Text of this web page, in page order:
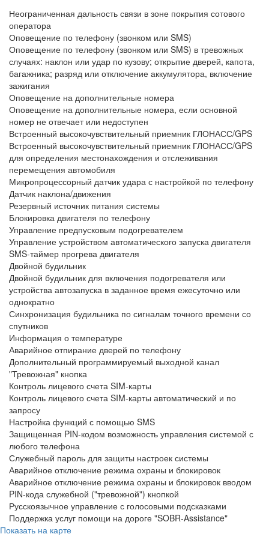
Неограниченная дальность связи в зоне покрытия сотового
оператора
Оповещение по телефону (звонком или SMS)
Оповещение по телефону (звонком или SMS) в тревожных
случаях: наклон или удар по кузову; открытие дверей, капота,
багажника; разряд или отключение аккумулятора, включение
зажигания
Оповещение на дополнительные номера
Оповещение на дополнительные номера, если основной
номер не отвечает или недоступен
Встроенный высокочувствительный приемник ГЛОНАСС/GPS
Встроенный высокочувствительный приемник ГЛОНАСС/GPS
для определения местонахождения и отслеживания
перемещения автомобиля
Микропроцессорный датчик удара с настройкой по телефону
Датчик наклона/движения
Резервный источник питания системы
Блокировка двигателя по телефону
Управление предпусковым подогревателем
Управление устройством автоматического запуска двигателя
SMS-таймер прогрева двигателя
Двойной будильник
Двойной будильник для включения подогревателя или
устройства автозапуска в заданное время ежесуточно или
однократно
Синхронизация будильника по сигналам точного времени со
спутников
Информация о температуре
Аварийное отпирание дверей по телефону
Дополнительный программируемый выходной канал
"Тревожная" кнопка
Контроль лицевого счета SIM-карты
Контроль лицевого счета SIM-карты автоматический и по
запросу
Настройка функций с помощью SMS
Защищенная PIN-кодом возможность управления системой с
любого телефона
Служебный пароль для защиты настроек системы
Аварийное отключение режима охраны и блокировок
Аварийное отключение режима охраны и блокировок вводом
PIN-кода служебной ("тревожной") кнопкой
Русскоязычное управление с голосовыми подсказками
Поддержка услуг помощи на дороге "SOBR-Assistance"
Показать на карте